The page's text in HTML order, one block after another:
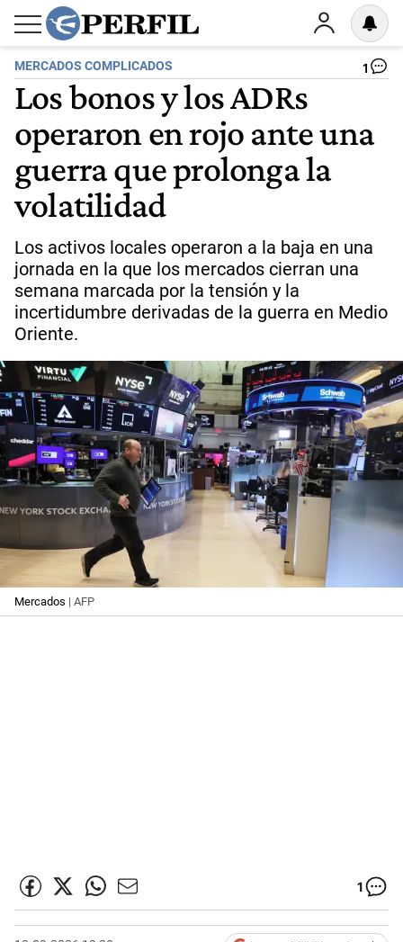
MERCADOS COMPLICADOS 1
Los bonos y los ADRs
operaron en rojo ante una
guerra que prolonga la
volatilidad
Los activos locales operaron a la baja en una
jornada en la que los mercados cierran una
semana marcada por la tensión y la
incertidumbre derivadas de la guerra en Medio
Oriente.
Mercados | AFP
1